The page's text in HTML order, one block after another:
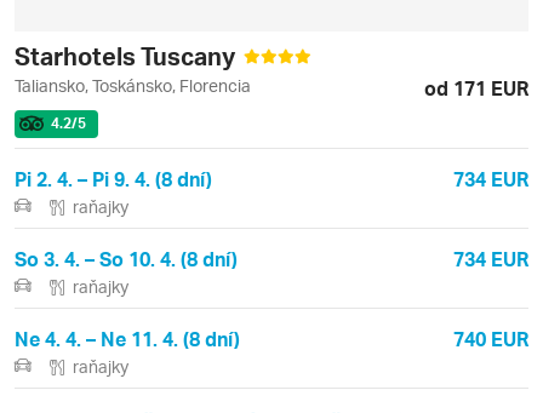
Starhotels Tuscany
Taliansko, Toskánsko, Florencia od 171 EUR
4.2/5
Pi 2. 4. – Pi 9. 4. (8 dní) 734 EUR
raňajky
So 3. 4. – So 10. 4. (8 dní) 734 EUR
raňajky
Ne 4. 4. – Ne 11. 4. (8 dní) 740 EUR
raňajky